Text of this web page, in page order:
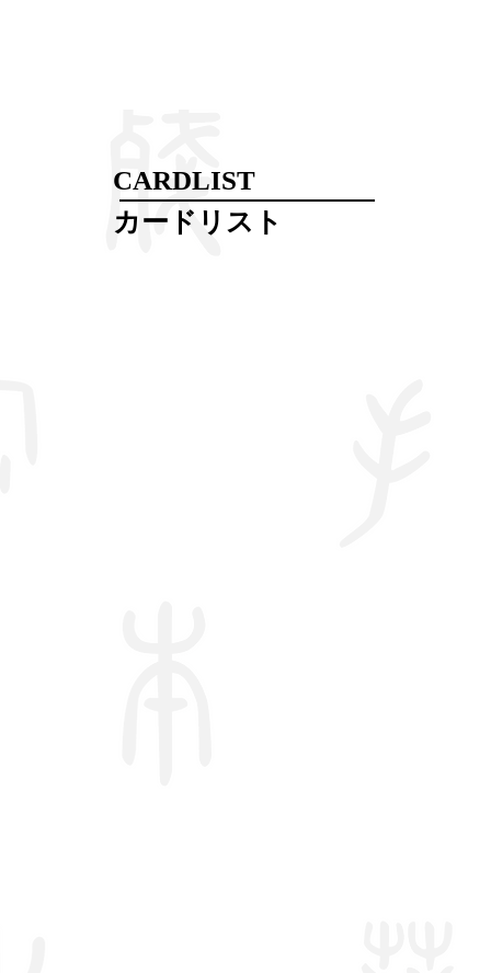
CARDLIST
​カードリスト​​